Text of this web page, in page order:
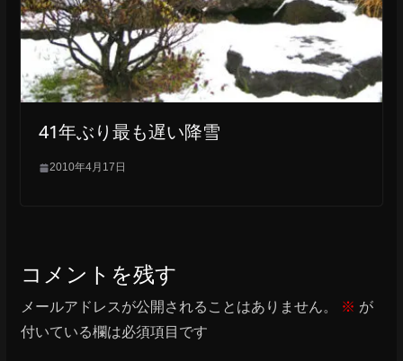
41年ぶり最も遅い降雪
2010年4月17日
コメントを残す
メールアドレスが公開されることはありません。 ※ が
付いている欄は必須項目です